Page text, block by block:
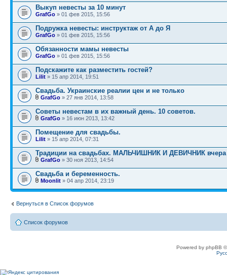
Выкуп невесты за 10 минут
GrafGo » 01 фев 2015, 15:56
Подружка невесты: инструктаж от А до Я
GrafGo » 01 фев 2015, 15:56
Обязанности мамы невесты
GrafGo » 01 фев 2015, 15:56
Подскажите как разместить гостей?
Lilit » 15 апр 2014, 19:51
Свадьба. Украинские реалии цен и не только
GrafGo » 27 янв 2014, 13:58
Советы невестам в их важный день. 10 советов.
GrafGo » 16 июн 2013, 13:42
Помещение для свадьбы.
Lilit » 15 апр 2014, 07:31
Традиции на свадьбах. МАЛЬЧИШНИК И ДЕВИЧНИК вчера
GrafGo » 30 ноя 2013, 14:54
Свадьба и беременность.
Moonlit » 04 апр 2014, 23:19
Вернуться в Список форумов
Список форумов
Powered by phpBB